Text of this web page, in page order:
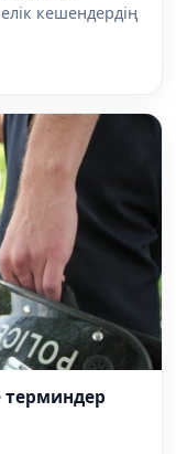
кешендердің
терминдер